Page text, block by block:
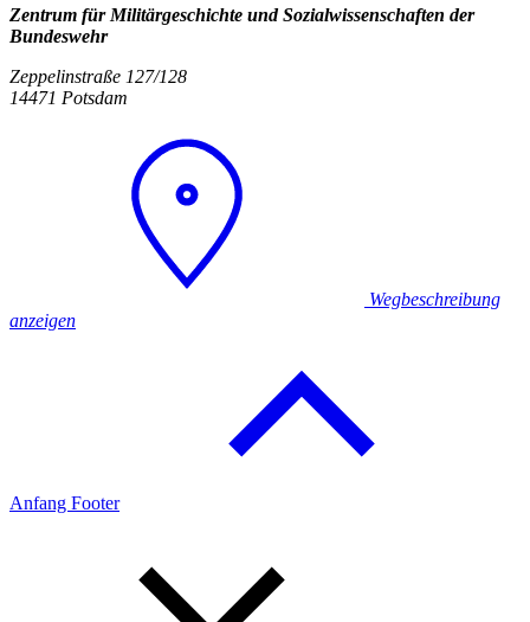
Zentrum für Militärgeschichte und Sozialwissenschaften der
Bundeswehr
Zeppelinstraße 127/128
14471 Potsdam
Wegbeschreibung
anzeigen
Anfang Footer